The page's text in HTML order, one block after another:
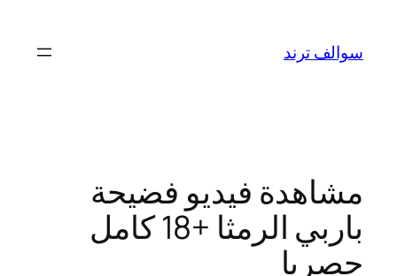
المحتوى
سوالف ترند
مشاهدة فيديو فضيحة
باربي الرمثا +18 كامل
حصريا